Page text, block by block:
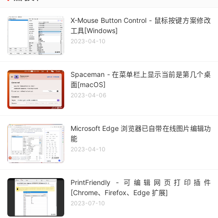
X-Mouse Button Control - 鼠标按键方案修改
工具[Windows]
2023-04-10
Spaceman - 在菜单栏上显示当前是第几个桌
面[macOS]
2023-04-06
Microsoft Edge 浏览器已自带在线图片编辑功
能
2023-04-10
PrintFriendly - 可编辑网页打印插件
[Chrome、Firefox、Edge 扩展]
2023-07-10